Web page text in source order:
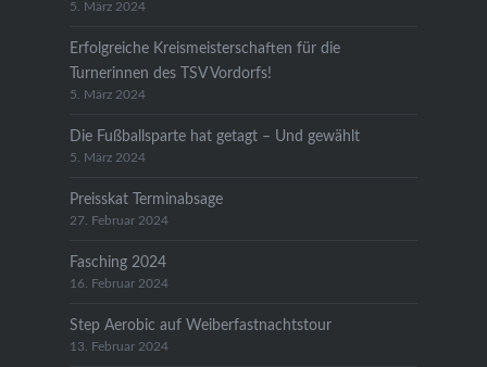
5. März 2024
Erfolgreiche Kreismeisterschaften für die
Turnerinnen des TSV Vordorfs!
5. März 2024
Die Fußballsparte hat getagt – Und gewählt
5. März 2024
Preisskat Terminabsage
27. Februar 2024
Fasching 2024
16. Februar 2024
Step Aerobic auf Weiberfastnachtstour
13. Februar 2024